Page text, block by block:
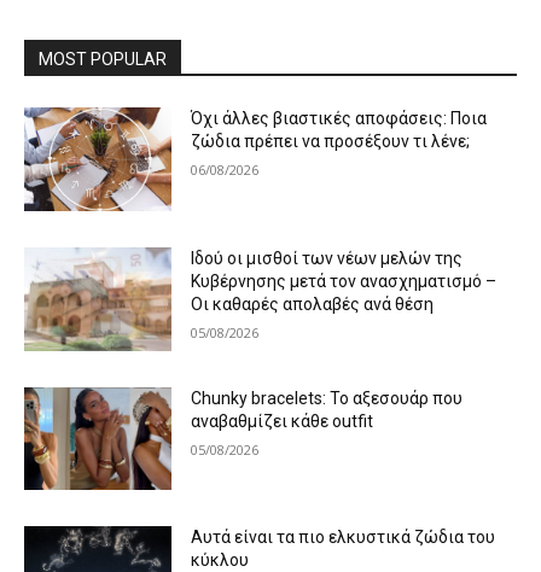
MOST POPULAR
Όχι άλλες βιαστικές αποφάσεις: Ποια
ζώδια πρέπει να προσέξουν τι λένε;
06/08/2026
Ιδού οι μισθοί των νέων μελών της
Κυβέρνησης μετά τον ανασχηματισμό –
Οι καθαρές απολαβές ανά θέση
05/08/2026
Chunky bracelets: Το αξεσουάρ που
αναβαθμίζει κάθε outfit
05/08/2026
Αυτά είναι τα πιο ελκυστικά ζώδια του
κύκλου